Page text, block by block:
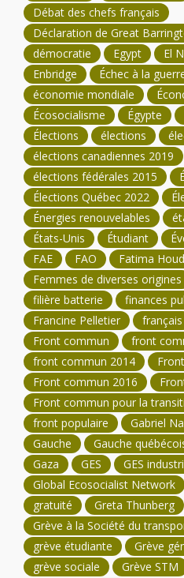
Débat des chefs français
Déclaration de Great
démocratie
Egypt El
Enbridge
Échec à la
économie mondiale
Écosocialisme
Égypte
Élections
élections
élections canadiennes 2019
élections fédérales 2015
Élections Québec 2022
Énergies renouvelables
États-Unis
Étudiant
FAE
FAO Fatima
Femmes de diverses origines
filière batterie
finances
Francine Pelletier
français
Front commun
front
front commun 2014
Front commun 2016
Front commun pour la
front populaire
Gabriel
Gauche
Gauche
Gaza
GES GES
Global Ecosocialist Network
gratuité
Greta Thunberg
Grève à la Société du
grève étudiante
Grève
grève sociale
Grève STM